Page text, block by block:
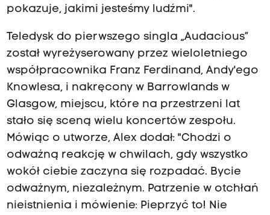
pokazuje, jakimi jesteśmy ludźmi".
Teledysk do pierwszego singla „Audacious”
został wyreżyserowany przez wieloletniego
współpracownika Franz Ferdinand, Andy'ego
Knowlesa, i nakręcony w Barrowlands w
Glasgow, miejscu, które na przestrzeni lat
stało się sceną wielu koncertów zespołu.
Mówiąc o utworze, Alex dodał: "Chodzi o
odważną reakcję w chwilach, gdy wszystko
wokół ciebie zaczyna się rozpadać. Bycie
odważnym, niezależnym. Patrzenie w otchłań
nieistnienia i mówienie: Pieprzyć to! Nie